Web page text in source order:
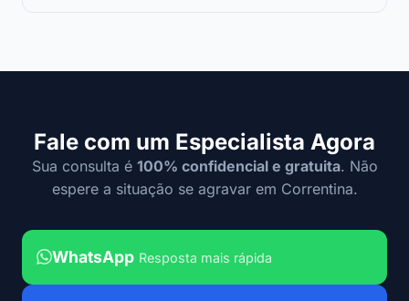
Fale com um Especialista Agora
Sua consulta é 100% confidencial e gratuita. Não
espere a situação se agravar em Correntina.
WhatsApp Resposta mais rápida